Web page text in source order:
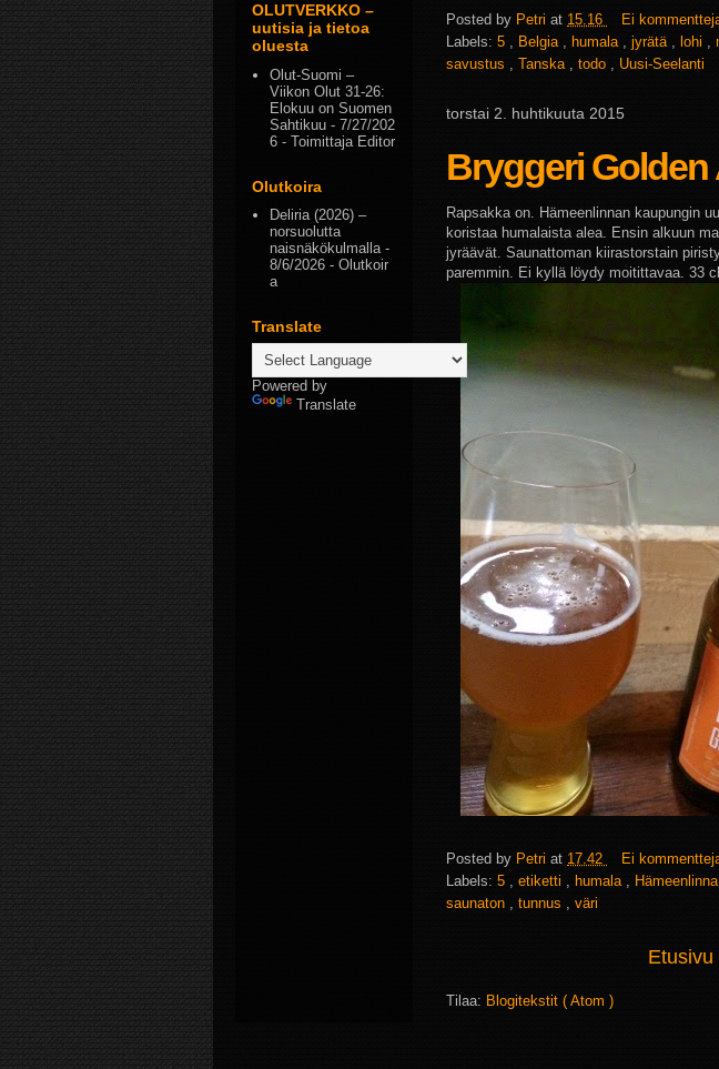
Posted by Petri at 15.16
Ei
Labels: 5 Belgia humala jyrätä lohi
savustus
Tanska todo Uusi-Seelanti
torstai 2. huhtikuuta 2015
Bryggeri Golden
Rapsakka on. Hämeenlinnan kaupungin
koristaa humalaista alea. Ensin alkuun
jyräävät. Saunattoman kiirastorstain
paremmin. Ei kyllä löydy moitittavaa. 33
Posted by Petri at 17.42
Ei
Labels: 5 , etiketti , humala , Hämeenlinna
saunaton , tunnus , väri
Etusivu
Tilaa: Blogitekstit ( Atom )
OLUTVERKKO –
uutisia ja tietoa
oluesta
Olut-Suomi –
Viikon Olut 31-26:
Elokuu on Suomen
Sahtikuu - 7/27/202
6 - Toimittaja Editor
Olutkoira
Deliria (2026) –
norsuolutta
naisnäkökulmalla-
8/6/2026 - Olutkoir
a
Translate
Powered by
Translate